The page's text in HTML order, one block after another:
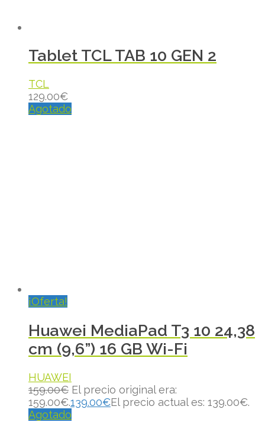
Tablet TCL TAB 10 GEN 2
TCL
129.00€
Agotado
¡Oferta!
Huawei MediaPad T3 10 24,38
cm (9,6”) 16 GB Wi-Fi
HUAWEI
159.00€ El precio original era:
159.00€.139.00€El precio actual es: 139.00€.
Agotado